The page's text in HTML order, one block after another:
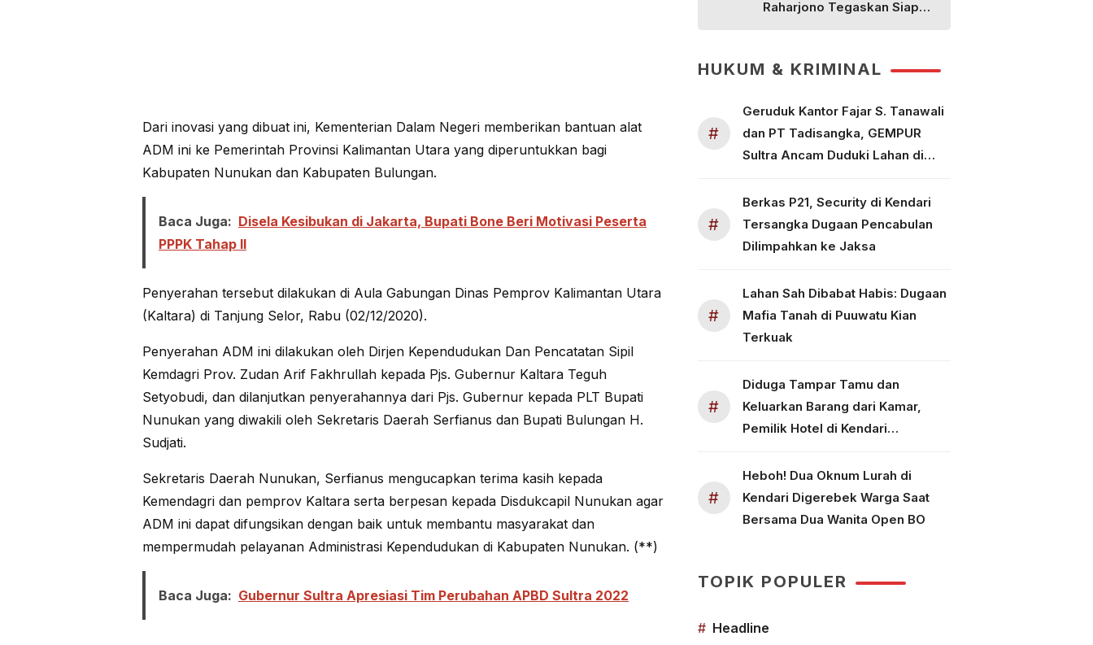
Dari inovasi yang dibuat ini, Kementerian Dalam Negeri memberikan bantuan alat
ADM ini ke Pemerintah Provinsi Kalimantan Utara yang diperuntukkan bagi
Kabupaten Nunukan dan Kabupaten Bulungan.
Baca Juga: Disela Kesibukan di Jakarta, Bupati Bone Beri Motivasi Peserta
PPPK Tahap II
Penyerahan tersebut dilakukan di Aula Gabungan Dinas Pemprov Kalimantan Utara
(Kaltara) di Tanjung Selor, Rabu (02/12/2020).
Penyerahan ADM ini dilakukan oleh Dirjen Kependudukan Dan Pencatatan Sipil
Kemdagri Prov. Zudan Arif Fakhrullah kepada Pjs. Gubernur Kaltara Teguh
Setyobudi, dan dilanjutkan penyerahannya dari Pjs. Gubernur kepada PLT Bupati
Nunukan yang diwakili oleh Sekretaris Daerah Serfianus dan Bupati Bulungan H.
Sudjati.
Sekretaris Daerah Nunukan, Serfianus mengucapkan terima kasih kepada
Kemendagri dan pemprov Kaltara serta berpesan kepada Disdukcapil Nunukan agar
ADM ini dapat difungsikan dengan baik untuk membantu masyarakat dan
mempermudah pelayanan Administrasi Kependudukan di Kabupaten Nunukan. (**)
Baca Juga: Gubernur Sultra Apresiasi Tim Perubahan APBD Sultra 2022
Raharjono Tegaskan Siap
HUKUM & KRIMINAL
#
Geruduk Kantor Fajar S. Tanawali
dan PT Tadisangka, GEMPUR
Sultra Ancam Duduki Lahan di
#
Berkas P21, Security di Kendari
Tersangka Dugaan Pencabulan
Dilimpahkan ke Jaksa
#
Lahan Sah Dibabat Habis: Dugaan
Mafia Tanah di Puuwatu Kian
Terkuak
#
Diduga Tampar Tamu dan
Keluarkan Barang dari Kamar,
Pemilik Hotel di Kendari
#
Heboh! Dua Oknum Lurah di
Kendari Digerebek Warga Saat
Bersama Dua Wanita Open BO
TOPIK POPULER
# Headline